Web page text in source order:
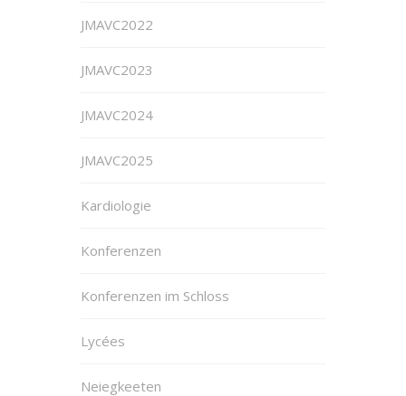
JMAVC2022
JMAVC2023
JMAVC2024
JMAVC2025
Kardiologie
Konferenzen
Konferenzen im Schloss
Lycées
Neiegkeeten